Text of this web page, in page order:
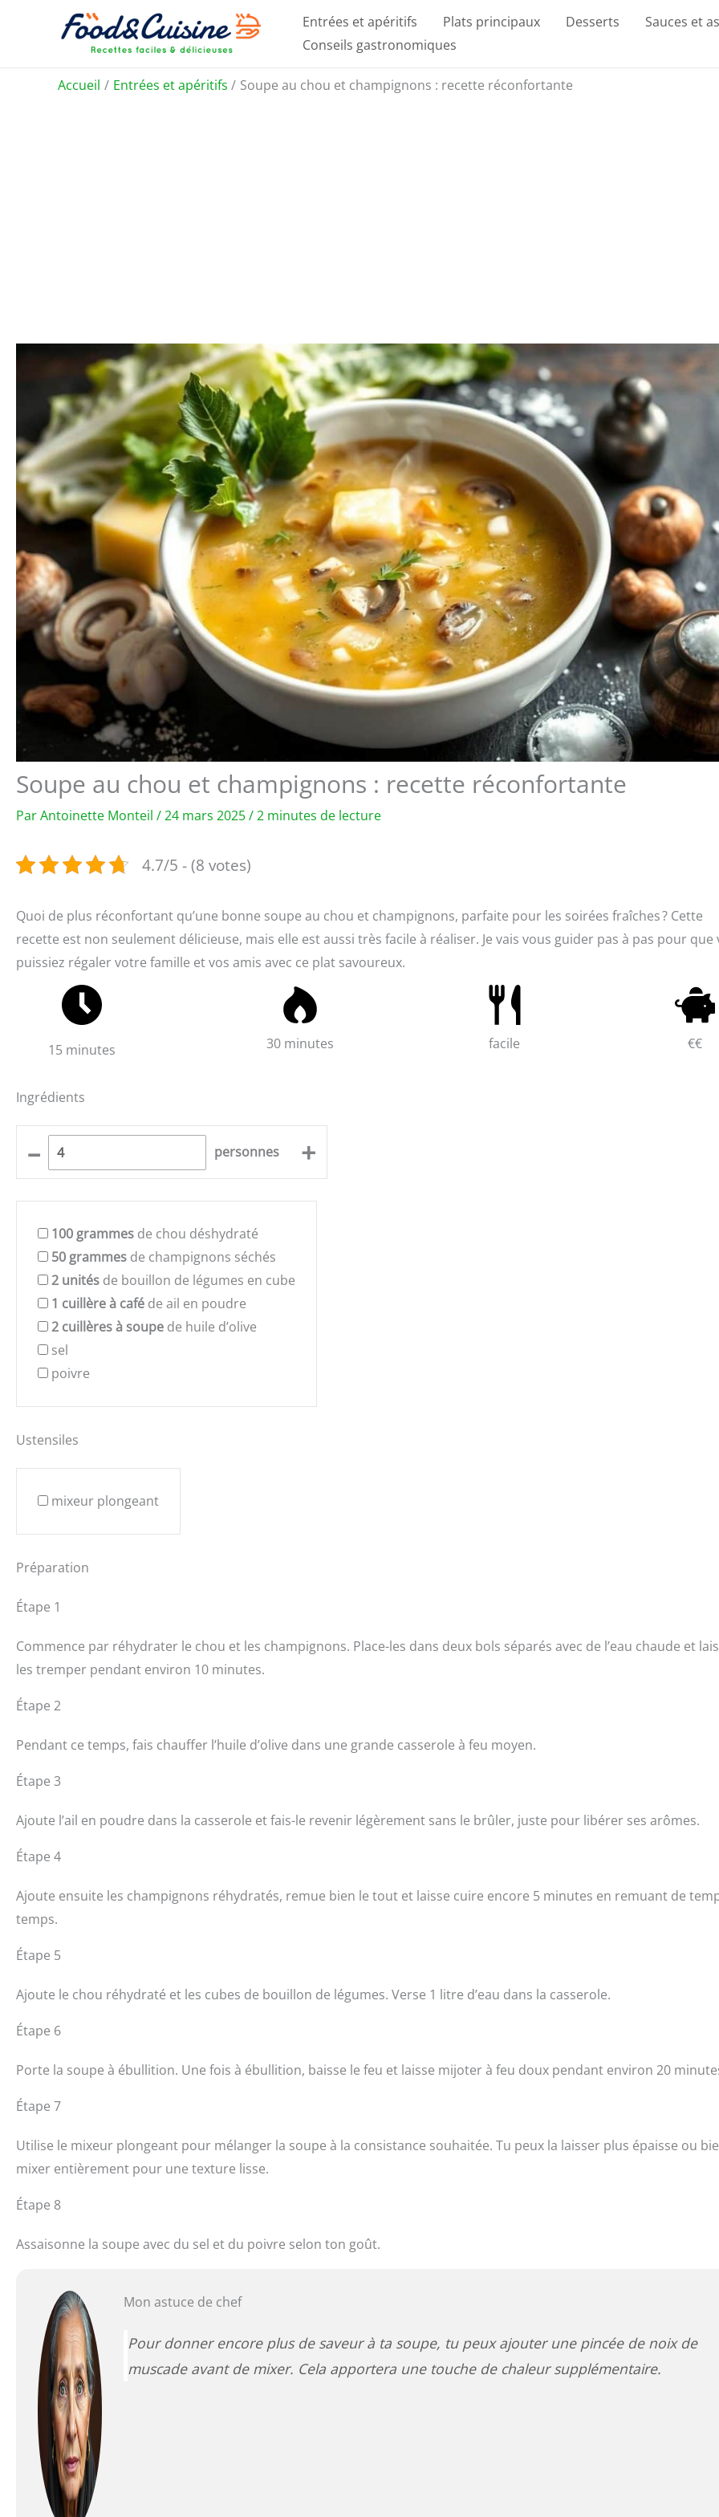
Entrées et apéritifs Plats principaux Desserts Sauces et
Conseils gastronomiques
Accueil Entrées et apéritifs Soupe au chou et champignons : recette réconfortante
Soupe au chou et champignons : recette réconfortante
ParAntoinette Monteil /24 mars 2025/2 minutes de lecture
4.7/5 - (8 votes)
Quoi de plus réconfortant qu’une bonne soupe au chou et champignons, parfaite pour les soirées fraîches ? Cette
recette est non seulement délicieuse, mais elle est aussi très facile à réaliser. Je vais vous guider pas à pas pour que
puissiez régaler votre famille et vos amis avec ce plat savoureux.
15 minutes 30 minutes facile €€
Ingrédients
– personnes +
100 grammes de chou déshydraté
50 grammes de champignons séchés
2 unités de bouillon de légumes en cube
1 cuillère à café de ail en poudre
2 cuillères à soupe de huile d’olive
sel
poivre
Ustensiles
mixeur plongeant
Préparation
Étape 1
Commence par réhydrater le chou et les champignons. Place-les dans deux bols séparés avec de l’eau chaude et
les tremper pendant environ 10 minutes.
Étape 2
Pendant ce temps, fais chauffer l’huile d’olive dans une grande casserole à feu moyen.
Étape 3
Ajoute l’ail en poudre dans la casserole et fais-le revenir légèrement sans le brûler, juste pour libérer ses arômes.
Étape 4
Ajoute ensuite les champignons réhydratés, remue bien le tout et laisse cuire encore 5 minutes en remuant de
temps.
Étape 5
Ajoute le chou réhydraté et les cubes de bouillon de légumes. Verse 1 litre d’eau dans la casserole.
Étape 6
Porte la soupe à ébullition. Une fois à ébullition, baisse le feu et laisse mijoter à feu doux pendant environ 20
Étape 7
Utilise le mixeur plongeant pour mélanger la soupe à la consistance souhaitée. Tu peux la laisser plus épaisse ou
mixer entièrement pour une texture lisse.
Étape 8
Assaisonne la soupe avec du sel et du poivre selon ton goût.
Mon astuce de chef
Pour donner encore plus de saveur à ta soupe, tu peux ajouter une pincée de noix de
muscade avant de mixer. Cela apportera une touche de chaleur supplémentaire.